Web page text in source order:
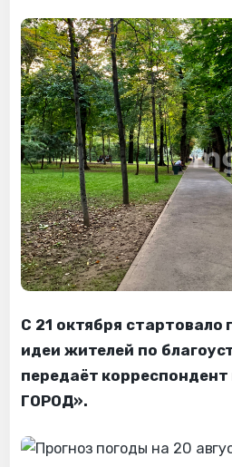
С 21 октября стартовало
идеи жителей по
передаёт
ГОРОД».